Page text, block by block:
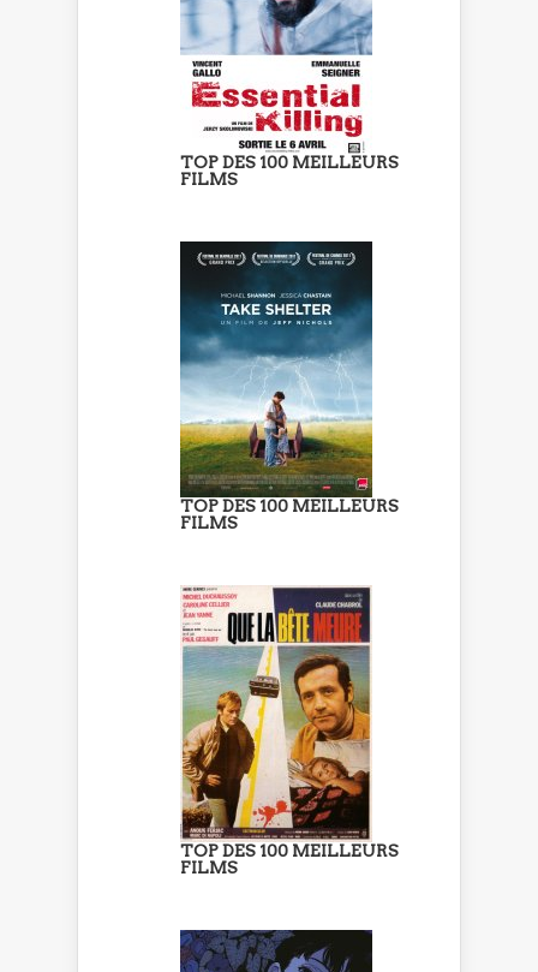
TOP DES 100 MEILLEURS
FILMS
TOP DES 100 MEILLEURS
FILMS
TOP DES 100 MEILLEURS
FILMS